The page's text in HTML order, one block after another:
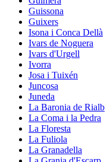
Guissona
Guixers
Isona i Conca Dellà
Ivars de Noguera
Ivars d'Urgell
Ivorra
Josa i Tuixén
Juncosa
Juneda
La Baronia de Rialb
La Coma i la Pedra
La Floresta
La Fuliola
La Granadella